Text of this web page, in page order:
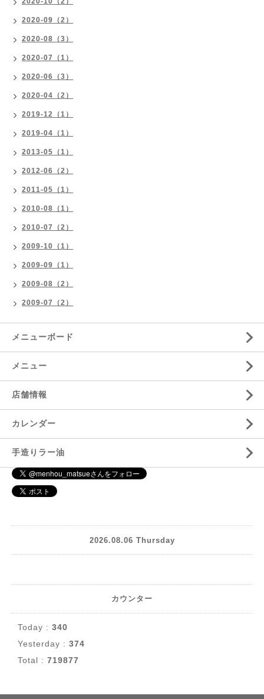
2020-09（2）
2020-08（3）
2020-07（1）
2020-06（3）
2020-04（2）
2019-12（1）
2019-04（1）
2013-05（1）
2012-06（2）
2011-05（1）
2010-08（1）
2010-07（2）
2009-10（1）
2009-09（1）
2009-08（2）
2009-07（2）
メニューボード
メニュー
店舗情報
カレンダー
手造りラー油
2026.08.06 Thursday
カウンター
Today : 340
Yesterday : 374
Total : 719877